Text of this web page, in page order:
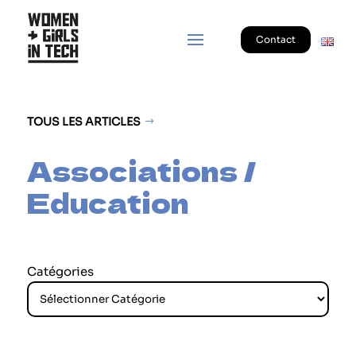
Contact
TOUS LES ARTICLES
Associations /
Education
Catégories